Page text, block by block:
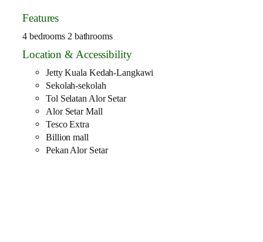
Features
4 bedrooms 2 bathrooms
Location & Accessibility
Jetty Kuala Kedah-Langkawi
Sekolah-sekolah
Tol Selatan Alor Setar
Alor Setar Mall
Tesco Extra
Billion mall
Pekan Alor Setar